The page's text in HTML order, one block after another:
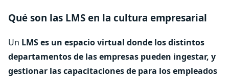
Qué son las LMS en la cultura empresarial
Un LMS es un espacio virtual donde los distintos
departamentos de las empresas pueden ingestar, y
gestionar las capacitaciones de para los empleados